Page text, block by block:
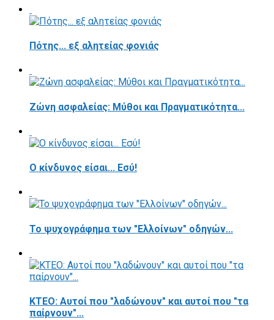
Πότης... εξ αλητείας φονιάς
Ζώνη ασφαλείας: Μύθοι και Πραγματικότητα...
Ο κίνδυνος είσαι... Εσύ!
Το ψυχογράφημα των "Ελλοίνων" οδηγών...
ΚΤΕΟ: Αυτοί που "λαδώνουν" και αυτοί που "τα
παίρνουν"...